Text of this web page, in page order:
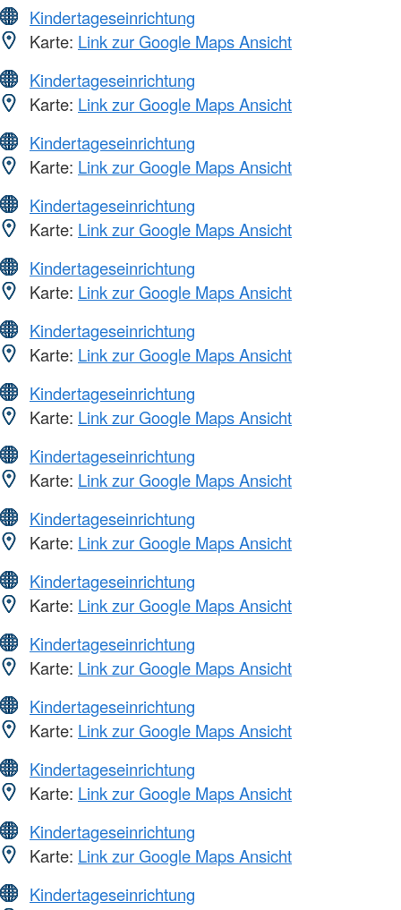
Kindertageseinrichtung
Karte: Link zur Google Maps Ansicht
Kindertageseinrichtung
Karte: Link zur Google Maps Ansicht
Kindertageseinrichtung
Karte: Link zur Google Maps Ansicht
Kindertageseinrichtung
Karte: Link zur Google Maps Ansicht
Kindertageseinrichtung
Karte: Link zur Google Maps Ansicht
Kindertageseinrichtung
Karte: Link zur Google Maps Ansicht
Kindertageseinrichtung
Karte: Link zur Google Maps Ansicht
Kindertageseinrichtung
Karte: Link zur Google Maps Ansicht
Kindertageseinrichtung
Karte: Link zur Google Maps Ansicht
Kindertageseinrichtung
Karte: Link zur Google Maps Ansicht
Kindertageseinrichtung
Karte: Link zur Google Maps Ansicht
Kindertageseinrichtung
Karte: Link zur Google Maps Ansicht
Kindertageseinrichtung
Karte: Link zur Google Maps Ansicht
Kindertageseinrichtung
Karte: Link zur Google Maps Ansicht
Kindertageseinrichtung